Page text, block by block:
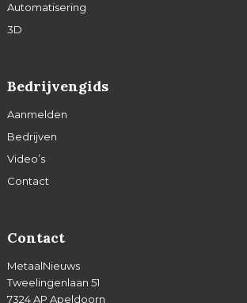
Automatisering
3D
Bedrijvengids
Aanmelden
Bedrijven
Video’s
Contact
Contact
MetaalNieuws
Tweelingenlaan 51
7324 AP Apeldoorn